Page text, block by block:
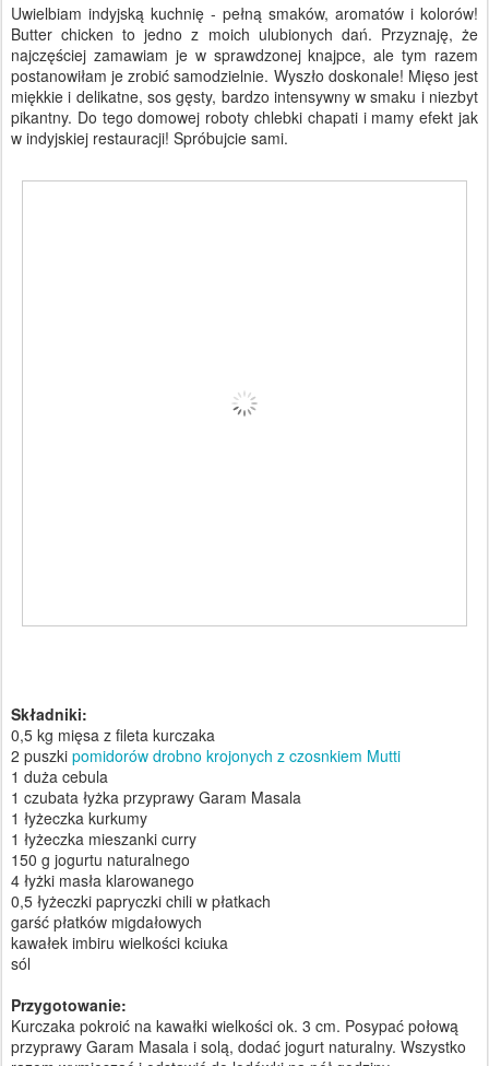
Uwielbiam indyjską kuchnię - pełną smaków, aromatów i kolorów!
Butter chicken to jedno z moich ulubionych dań. Przyznaję, że
najczęściej zamawiam je w sprawdzonej knajpce, ale tym razem
postanowiłam je zrobić samodzielnie. Wyszło doskonale! Mięso jest
miękkie i delikatne, sos gęsty, bardzo intensywny w smaku i niezbyt
pikantny. Do tego domowej roboty chlebki chapati i mamy efekt jak
w indyjskiej restauracji! Spróbujcie sami.
Składniki:
0,5 kg mięsa z fileta kurczaka
2 puszki pomidorów drobno krojonych z czosnkiem Mutti
1 duża cebula
1 czubata łyżka przyprawy Garam Masala
1 łyżeczka kurkumy
1 łyżeczka mieszanki curry
150 g jogurtu naturalnego
4 łyżki masła klarowanego
0,5 łyżeczki papryczki chili w płatkach
garść płatków migdałowych
kawałek imbiru wielkości kciuka
sól
Przygotowanie:
Kurczaka pokroić na kawałki wielkości ok. 3 cm. Posypać połową
przyprawy Garam Masala i solą, dodać jogurt naturalny. Wszystko